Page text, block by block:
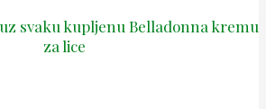
svaku kupljenu Belladonna kremu
za lice